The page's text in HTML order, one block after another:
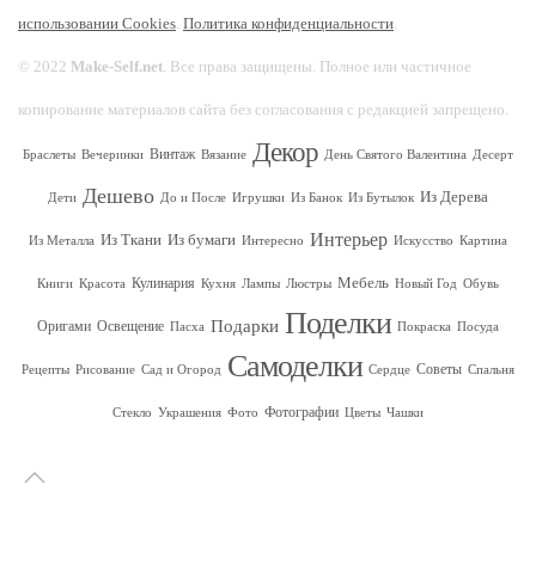
использовании Cookies. Политика конфиденциальности.
© 2022 Make-Self.net. Все права защищены. Полное или частичное
копирование материалов сайта без согласования с редакцией запрещено.
Браслеты Вечеринки Винтаж Вязание Декор День Святого Валентина Десерт
Дети Дешево До и После Игрушки Из Банок Из Бутылок Из Дерева
Из Металла Из Ткани Из бумаги Интересно Интерьер Искусство Картина
Книги Красота Кулинария Кухня Лампы Люстры Мебель Новый Год Обувь
Оригами Освещение Пасха Подарки Поделки Покраска Посуда
Рецепты Рисование Сад и Огород Самоделки Сердце Советы Спальня
Стекло Украшения Фото Фотографии Цветы Чашки